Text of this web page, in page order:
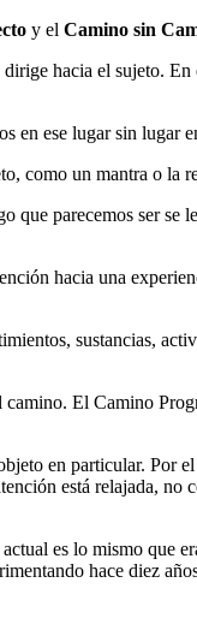
y el Camino sin
hacia el sujeto.
en ese lugar sin lugar
como un mantra o la
parecemos ser se
hacia una
sustancias,
El Camino
en particular. Por
está relajada, no
es lo mismo que
hace diez